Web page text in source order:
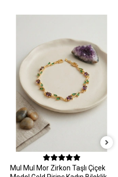
MuI MuI Mor Zirkon Taşlı Çiçek